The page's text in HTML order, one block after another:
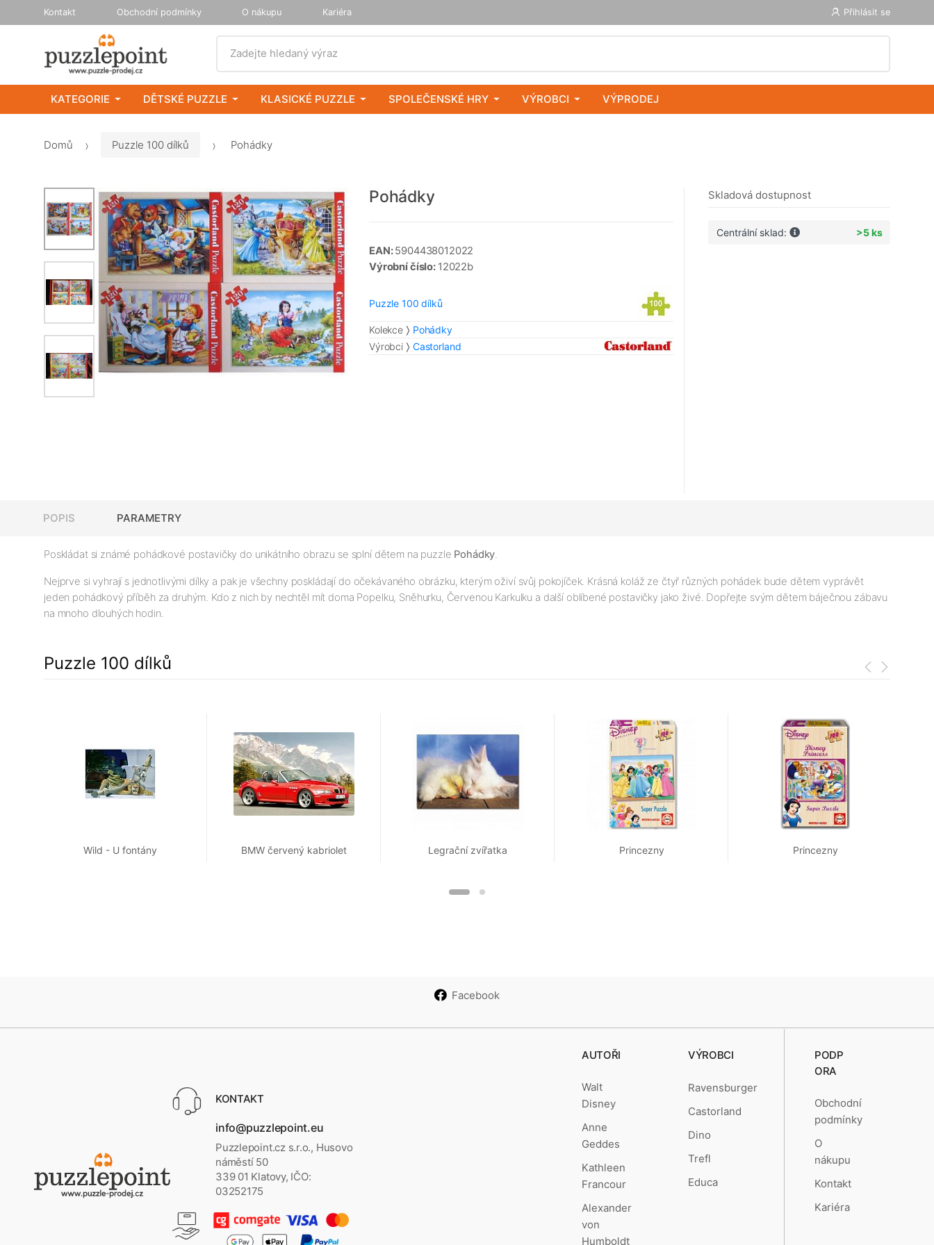
Kontakt Obchodní podmínky O nákupu Kariéra Přihlásit se
Zadejte hledaný výraz
KATEGORIE DĚTSKÉ PUZZLE KLASICKÉ PUZZLE SPOLEČENSKÉ HRY VÝROBCI VÝPRODEJ
Domů Puzzle 100 dílků Pohádky
Pohádky
EAN:5904438012022
Výrobní číslo: 12022b
Puzzle 100 dílků
Kolekce
Pohádky
Výrobci
Castorland
Skladová dostupnost
Centrální sklad: >5 ks
POPIS PARAMETRY
Poskládat si známé pohádkové postavičky do unikátního obrazu se splní dětem na puzzle Pohádky.
Nejprve si vyhrají s jednotlivými dílky a pak je všechny poskládají do očekávaného obrázku, kterým oživí svůj pokojíček. Krásná koláž ze čtyř různých pohádek bude dětem vyprávět
jeden pohádkový příběh za druhým. Kdo z nich by nechtěl mít doma Popelku, Sněhurku, Červenou Karkulku a další oblíbené postavičky jako živé. Dopřejte svým dětem báječnou zábavu
na mnoho dlouhých hodin.
Puzzle 100 dílků
Wild - U fontány BMW červený kabriolet Legrační zvířatka Princezny Princezny
Facebook
KONTAKT
info@puzzlepoint.eu
Puzzlepoint.cz s.r.o., Husovo
náměstí 50
339 01 Klatovy, IČO:
03252175
AUTOŘI
Walt
Disney
Anne
Geddes
Kathleen
Francour
Alexander
von
Humboldt
VÝROBCI
Ravensburger
Castorland
Dino
Trefl
Educa
PODP
ORA
Obchodní
podmínky
O
nákupu
Kontakt
Kariéra